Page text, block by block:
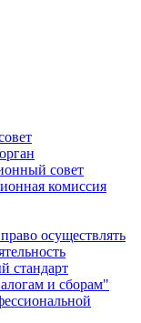
совет
комиссия
осуществлять
стандарт
и сборам"